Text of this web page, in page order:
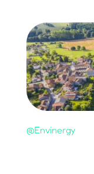
@Envinergy